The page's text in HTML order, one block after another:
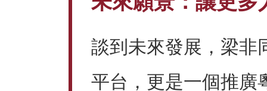
談到未來發展，梁非
平台，更是一個推廣